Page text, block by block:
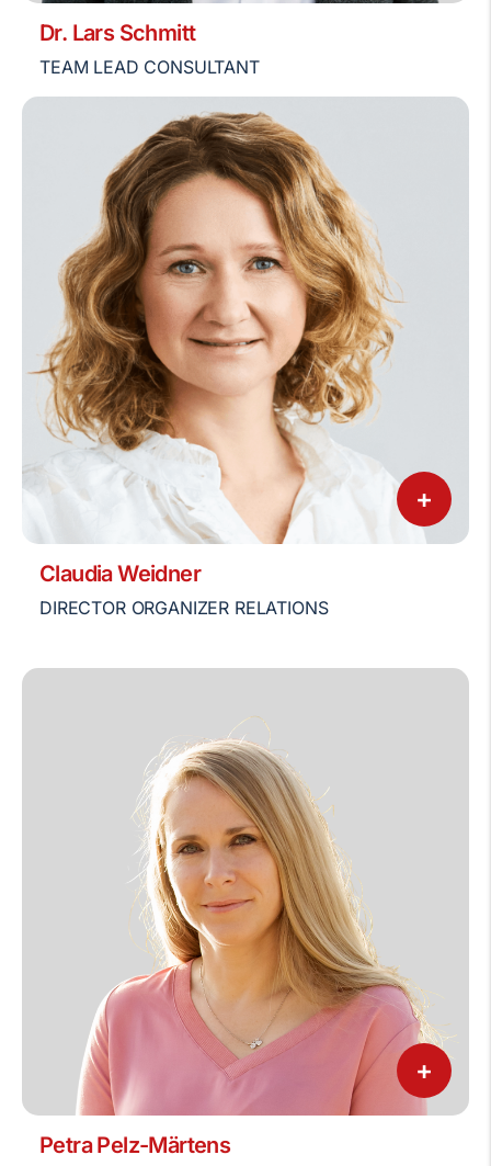
Dr. Lars Schmitt
TEAM LEAD CONSULTANT
+
Claudia Weidner
DIRECTOR ORGANIZER RELATIONS
+
Petra Pelz-Märtens